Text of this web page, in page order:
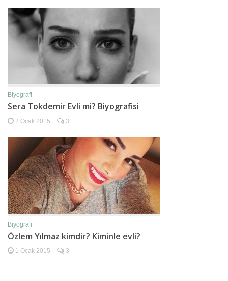
Biyografi
Sera Tokdemir Evli mi? Biyografisi
2 Ocak 2015 3
Biyografi
Özlem Yılmaz kimdir? Kiminle evli?
1 Ocak 2015 3